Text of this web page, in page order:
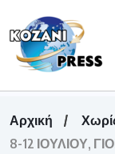
Αρχική
8-12 ΙΟΥΛΙΟΥ,